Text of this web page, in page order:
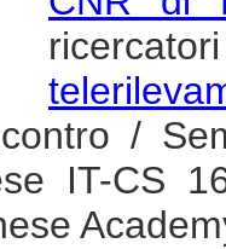
/
IT-CS